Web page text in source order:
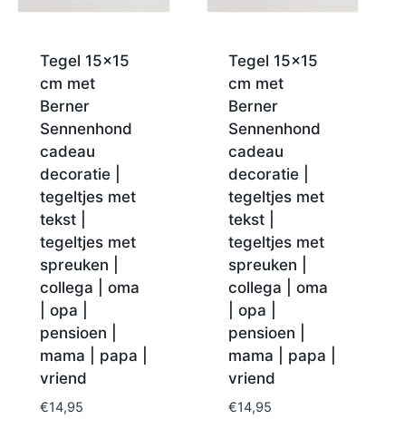
Tegel 15×15
cm met
Berner
Sennenhond
cadeau
decoratie |
tegeltjes met
tekst |
tegeltjes met
spreuken |
collega | oma
| opa |
pensioen |
mama | papa |
vriend
€14,95
Tegel 15×15
cm met
Berner
Sennenhond
cadeau
decoratie |
tegeltjes met
tekst |
tegeltjes met
spreuken |
collega | oma
| opa |
pensioen |
mama | papa |
vriend
€14,95